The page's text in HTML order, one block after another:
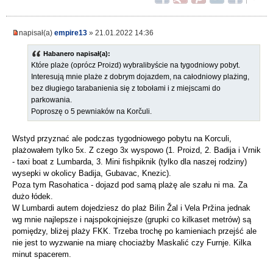
napisał(a) empire13 » 21.01.2022 14:36
Habanero napisał(a):
Które plaże (oprócz Proizd) wybralibyście na tygodniowy pobyt.
Interesują mnie plaże z dobrym dojazdem, na całodniowy plażing,
bez długiego tarabanienia się z tobołami i z miejscami do
parkowania.
Poproszę o 5 pewniaków na Korčuli.
Wstyd przyznać ale podczas tygodniowego pobytu na Korculi,
plażowałem tylko 5x. Z czego 3x wyspowo (1. Proizd, 2. Badija i Vrnik
- taxi boat z Lumbarda, 3. Mini fishpiknik (tylko dla naszej rodziny)
wysepki w okolicy Badija, Gubavac, Knezic).
Poza tym Rasohatica - dojazd pod samą plażę ale szału ni ma. Za
dużo łódek.
W Lumbardi autem dojedziesz do plaż Bilin Žal i Vela Pržina jednak
wg mnie najlepsze i najspokojniejsze (grupki co kilkaset metrów) są
pomiędzy, bliżej plaży FKK. Trzeba trochę po kamieniach przejść ale
nie jest to wyzwanie na miarę chociażby Maskalić czy Furnje. Kilka
minut spacerem.